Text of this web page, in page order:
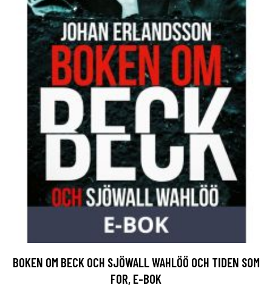
BOKEN OM BECK OCH SJÖWALL WAHLÖÖ OCH TIDEN SOM
FOR, E-BOK